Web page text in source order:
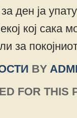
ден ја
кој сака
за
BY
FOR THIS